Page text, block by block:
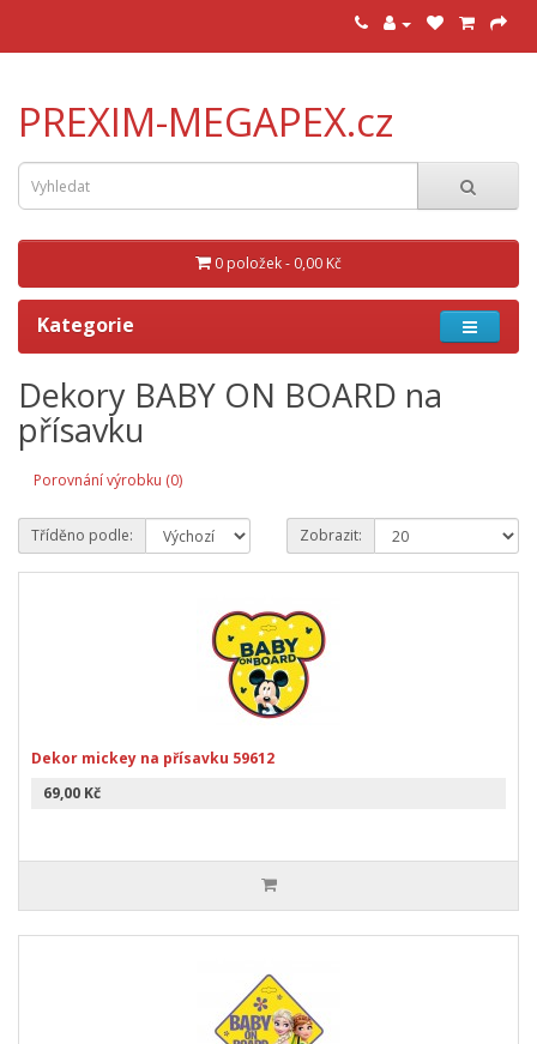
PREXIM-MEGAPEX.cz
0 položek - 0,00 Kč
Kategorie
Dekory BABY ON BOARD na
přísavku
Porovnání výrobku (0)
Tříděno podle: Zobrazit:
Dekor mickey na přísavku 59612
69,00 Kč